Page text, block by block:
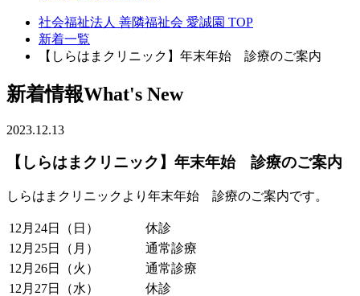
社会福祉法人 善隣福祉会 愛誠園 TOP
新着一覧
【しらはまクリニック】年末年始 診療のご案内
新着情報What's New
2023.12.13
【しらはまクリニック】年末年始 診療のご案内
しらはまクリニックより年末年始 診療のご案内です。
12月24日（日）
休診
12月25日（月）
通常診療
12月26日（火）
通常診療
12月27日（水）
休診